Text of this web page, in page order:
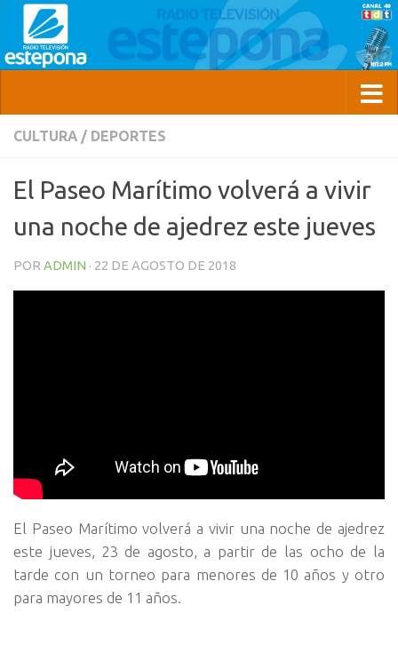
CULTURA / DEPORTES
El Paseo Marítimo volverá a vivir
una noche de ajedrez este jueves
POR ADMIN · 22 DE AGOSTO DE 2018
El Paseo Marítimo volverá a vivir una noche de ajedrez
este jueves, 23 de agosto, a partir de las ocho de la
tarde con un torneo para menores de 10 años y otro
para mayores de 11 años.